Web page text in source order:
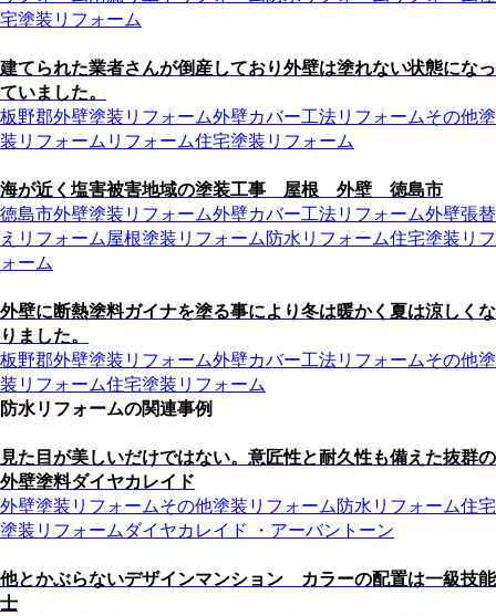
宅塗装リフォーム
建てられた業者さんが倒産しており外壁は塗れない状態になっ
ていました。
板野郡外壁塗装リフォーム外壁カバー工法リフォームその他塗
装リフォーム リフォーム住宅塗装リフォーム
海が近く塩害被害地域の塗装工事 屋根 外壁 徳島市
徳島市外壁塗装リフォーム外壁カバー工法リフォーム外壁張替
えリフォーム 屋根塗装リフォーム 防水リフォーム住宅塗装リフ
ォーム
外壁に断熱塗料ガイナを塗る事により冬は暖かく夏は涼しくな
りました。
板野郡外壁塗装リフォーム外壁カバー工法リフォームその他塗
装リフォーム住宅塗装リフォーム
防水リフォームの関連事例
見た目が美しいだけではない。意匠性と耐久性も備えた抜群の
外壁塗料ダイヤカレイド
外壁塗装リフォームその他塗装リフォーム 防水リフォーム住宅
塗装リフォーム ダイヤカレイド ・アーバントーン
他とかぶらないデザインマンション カラーの配置は一級技能
士